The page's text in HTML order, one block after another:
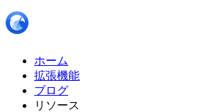
ホーム
拡張機能
ブログ
リソース